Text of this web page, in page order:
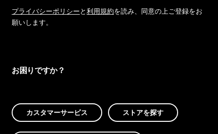
プライバシーポリシーと利用規約を読み、同意の上ご登録をお
願いします。
お困りですか？
カスタマーサービス ストアを探す